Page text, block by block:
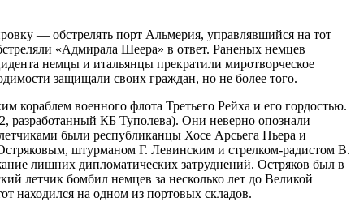
— обстрелять порт Альмерия, управлявшийся на тот
«Адмирала Шеера» в ответ. Раненых немцев
немцы и итальянцы прекратили миротворческое
защищали своих граждан, но не более того.
кораблем военного флота Третьего Рейха и его гордостью.
разработанный КБ Туполева). Они неверно опознали
были республиканцы Хосе Арсьега Ньера и
штурманом Г. Левинским и стрелком-радистом В.
лишних дипломатических затруднений. Остряков был в
летчик бомбил немцев за несколько лет до Великой
находился на одном из портовых складов.